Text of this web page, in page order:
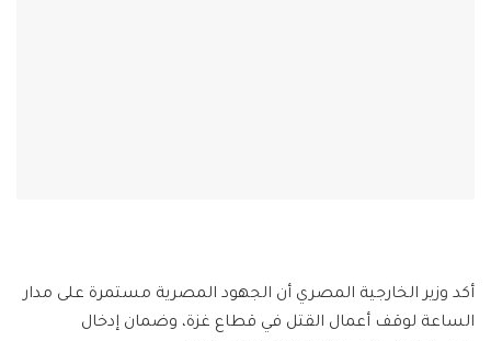
أكد وزير الخارجية المصري أن الجهود المصرية مستمرة على مدار
الساعة لوقف أعمال القتل في قطاع غزة، وضمان إدخال